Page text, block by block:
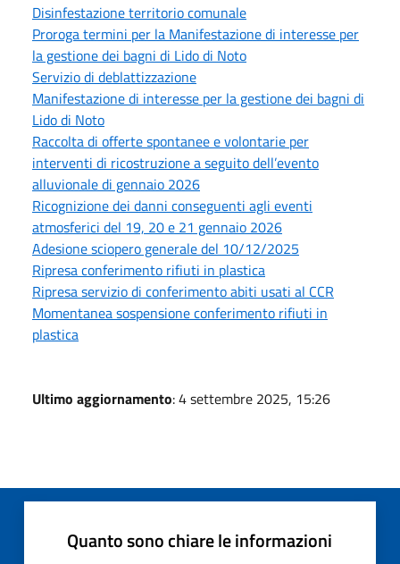
Disinfestazione territorio comunale
Proroga termini per la Manifestazione di interesse per
la gestione dei bagni di Lido di Noto
Servizio di deblattizzazione
Manifestazione di interesse per la gestione dei bagni di
Lido di Noto
Raccolta di offerte spontanee e volontarie per
interventi di ricostruzione a seguito dell’evento
alluvionale di gennaio 2026
Ricognizione dei danni conseguenti agli eventi
atmosferici del 19, 20 e 21 gennaio 2026
Adesione sciopero generale del 10/12/2025
Ripresa conferimento rifiuti in plastica
Ripresa servizio di conferimento abiti usati al CCR
Momentanea sospensione conferimento rifiuti in
plastica
Ultimo aggiornamento: 4 settembre 2025, 15:26
Quanto sono chiare le informazioni